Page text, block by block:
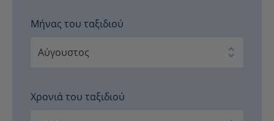
Μήνας του ταξιδιού
Χρονιά του ταξιδιού